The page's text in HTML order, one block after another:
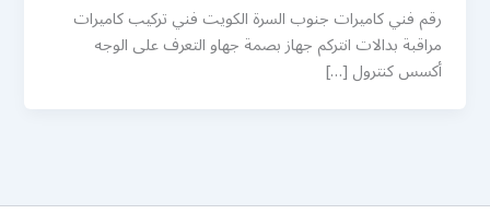
رقم فني كاميرات جنوب السرة الكويت فني تركيب كاميرات
مراقبة بدالات انتركم جهاز بصمة جهاو التعرف على الوجه
أكسس كنترول […]